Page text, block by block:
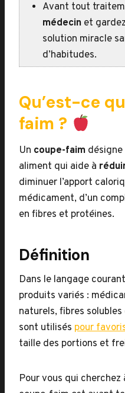
Avant tout
médecin et
solution miracle
d’habitudes.
Qu’est-ce
faim ?
Un coupe-faim désigne
aliment qui aide à
diminuer l’apport
médicament, d’un
en fibres et protéines.
Définition
Dans le langage
produits variés :
naturels, fibres
sont utilisés pour
taille des portions et
Pour vous qui cherchez